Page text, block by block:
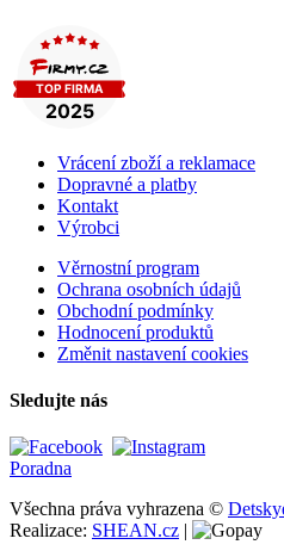
Vrácení zboží a reklamace
Dopravné a platby
Kontakt
Výrobci
Věrnostní program
Ochrana osobních údajů
Obchodní podmínky
Hodnocení produktů
Změnit nastavení cookies
Sledujte nás
Poradna
Všechna práva vyhrazena ©
Realizace: SHEAN.cz |